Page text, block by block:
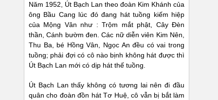
Năm 1952, Út Bạch Lan theo đoàn Kim Khánh của
ông Bầu Cang lúc đó đang hát tuồng kiếm hiệp
của Mộng Vân như : Trộm mắt phật, Cây Đèn
thần, Cánh bườm đen. Các nữ diễn viên Kim Nên,
Thu Ba, bé Hồng Vân, Ngọc An đều có vai trong
tuồng; phải đợi có cô nào bịnh không hát được thì
Út Bạch Lan mới có dịp hát thế tuồng.
Út Bạch Lan thấy không có tương lai nên đi đầu
quân cho đoàn đồn hát Tơ Huệ, cô vẫn bị bắt làm